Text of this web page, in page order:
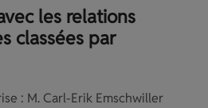
les relations
classées par
: M. Carl-Erik Emschwiller